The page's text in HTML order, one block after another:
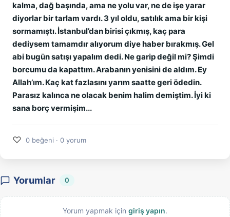
kalma, dağ başında, ama ne yolu var, ne de işe yarar
diyorlar bir tarlam vardı. 3 yıl oldu, satılık ama bir kişi
sormamıştı. İstanbul’dan birisi çıkmış, kaç para
dediysem tamamdır alıyorum diye haber bırakmış. Gel
abi bugün satışı yapalım dedi. Ne garip değil mi? Şimdi
borcumu da kapattım. Arabanın yenisini de aldım. Ey
Allah’ım. Kaç kat fazlasını yarım saatte geri ödedin.
Parasız kalınca ne olacak benim halim demiştim. İyi ki
sana borç vermişim...
♡ 0 beğeni · 0 yorum
Yorumlar 0
Yorum yapmak için giriş yapın.